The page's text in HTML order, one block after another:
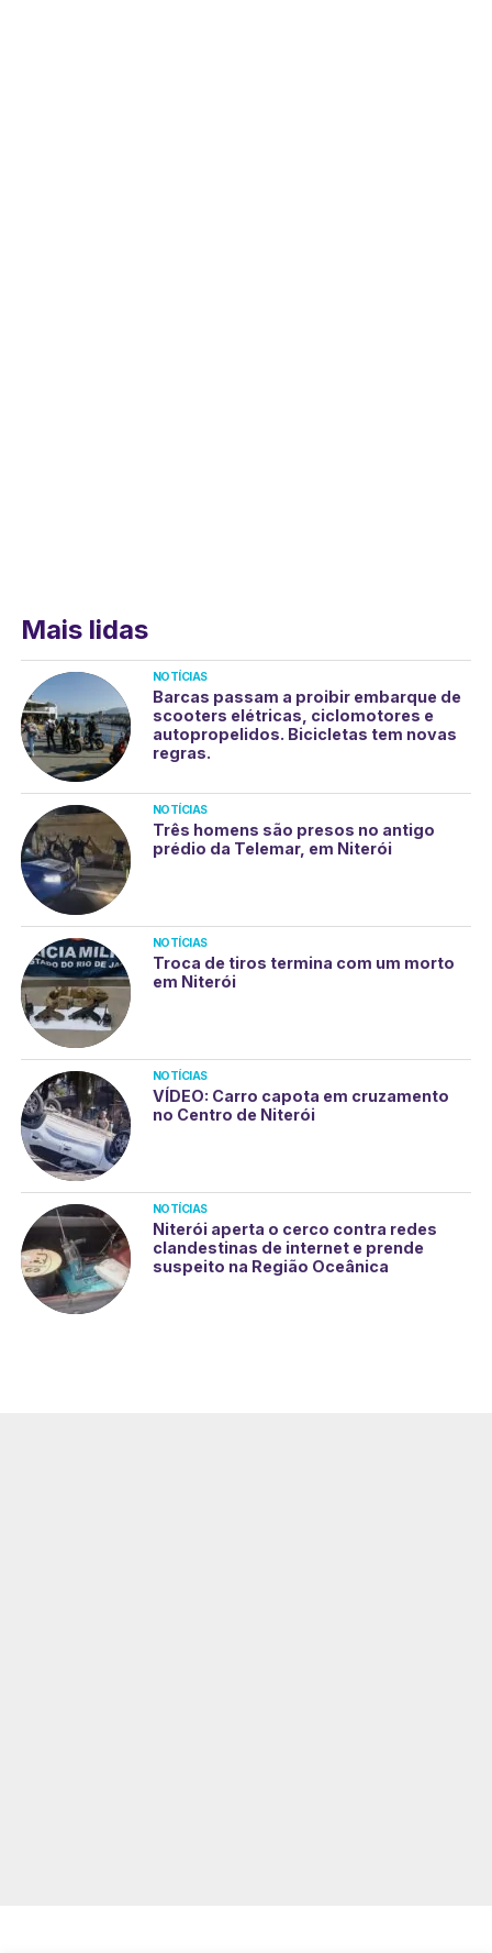
Mais lidas
NOTÍCIAS
Barcas passam a proibir embarque de
scooters elétricas, ciclomotores e
autopropelidos. Bicicletas tem novas
regras.
NOTÍCIAS
Três homens são presos no antigo
prédio da Telemar, em Niterói
NOTÍCIAS
Troca de tiros termina com um morto
em Niterói
NOTÍCIAS
VÍDEO: Carro capota em cruzamento
no Centro de Niterói
NOTÍCIAS
Niterói aperta o cerco contra redes
clandestinas de internet e prende
suspeito na Região Oceânica